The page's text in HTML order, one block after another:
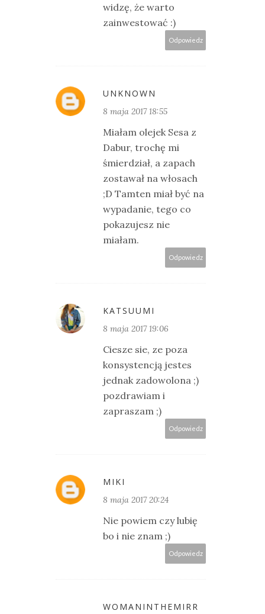
widzę, że warto
zainwestować :)
Odpowiedz
UNKNOWN
8 maja 2017 18:55
Miałam olejek Sesa z
Dabur, trochę mi
śmierdział, a zapach
zostawał na włosach
;D Tamten miał być na
wypadanie, tego co
pokazujesz nie
miałam.
Odpowiedz
KATSUUMI
8 maja 2017 19:06
Ciesze sie, ze poza
konsystencją jestes
jednak zadowolona ;)
pozdrawiam i
zapraszam ;)
Odpowiedz
MIKI
8 maja 2017 20:24
Nie powiem czy lubię
bo i nie znam ;)
Odpowiedz
WOMANINTHEMIRR